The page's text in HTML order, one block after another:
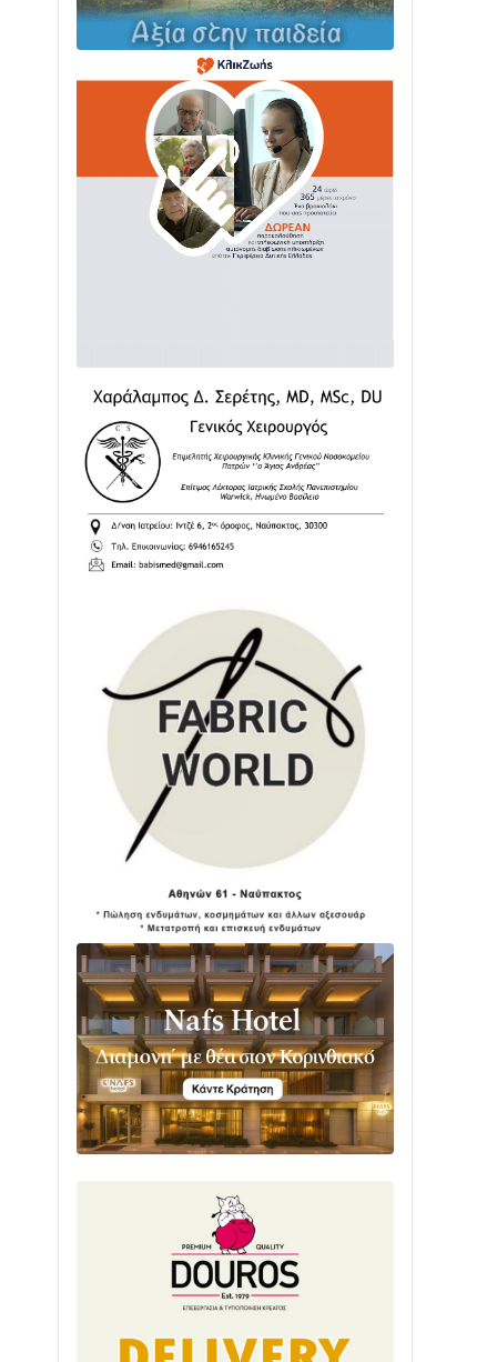
Σε τροχιά υλοποίησης η Παράκαμψη
του Κέντρου της Ναυπάκτου
04/08 • 12:08
Σε φουλ ρυθμούς το τμήμα Βόνιτσα –
Άγιος Νικόλαος | Αυτοψία Καββαδά
03/08 • 11:11
Με Αρχιερατική Λαμπρότητα η
Πανήγυρη της Μεταμορφώσεως του
Σωτήρος στο Γολέμι
Διαβάστε την «Ναυπακτία» που
κυκλοφορεί
31/07 • 08:16
Δωρίδα για Όλους: «Καμία εκχώρηση
των νερών στην ΕΥΔΑΠ»
28/07 • 21:46
Διαβάστε την «Ναυπακτία» που
ΕΚΤΑΚΤΟ – ΝΑΥΠΑΚΤΙΑ: ΣΥΝΑΓΕΡΜΟΣ
ΣΤΗΝ ΠΥΡΟΣΒΕΣΤΙΚΗ ΓΙΑ ΦΩΤΙΑ ΣΤΟΝ
ΑΓΙΟ ΗΛΙΑ ΠΡΙΝ ΤΗ ΓΡΑΝΙΤΣΑ